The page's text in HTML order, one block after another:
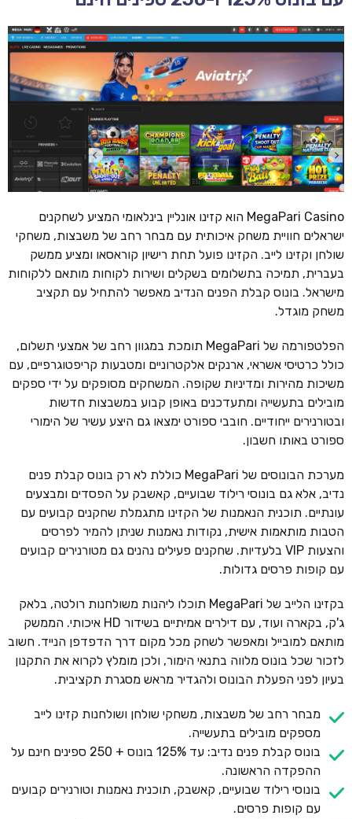
MegaPari Casino הוא קזינו אונליין בינלאומי המציע לשחקנים
ישראלים חוויית משחק איכותית עם מבחר רחב של משבצות, משחקי
שולחן וקזינו לייב. הקזינו פועל תחת רישיון קוראסאו ומציע ממשק
בעברית, תמיכה בתשלומים בשקלים ושירות לקוחות מותאם ללקוחות
מישראל. בונוס קבלת הפנים הנדיב מאפשר להתחיל עם תקציב
משחק מוגדל.
הפלטפורמה של MegaPari תומכת במגוון רחב של אמצעי תשלום,
כולל כרטיסי אשראי, ארנקים אלקטרוניים ומטבעות קריפטוגרפיים, עם
משיכות מהירות ומדיניות שקופה. המשחקים מסופקים על ידי ספקים
מובילים בתעשייה ומתעדכנים באופן קבוע במשבצות חדשות
ובטורנירים ייחודיים. חובבי ספורט ימצאו גם היצע עשיר של הימורי
ספורט באותו חשבון.
מערכת הבונוסים של MegaPari כוללת לא רק בונוס קבלת פנים
נדיב, אלא גם בונוסי רילוד שבועיים, קאשבק על הפסדים ומבצעים
עונתיים. תוכנית הנאמנות של הקזינו מתגמלת שחקנים קבועים עם
הטבות מותאמות אישית, נקודות נאמנות שניתן להמיר לפרסים
והצעות VIP בלעדיות. שחקנים פעילים נהנים גם מטורנירים קבועים
עם קופות פרסים גדולות.
בקזינו הלייב של MegaPari תוכלו ליהנות משולחנות רולטה, בלאק
ג'ק, בקארה ועוד, עם דילרים אמיתיים בשידור HD איכותי. הממשק
מותאם למובייל ומאפשר לשחק מכל מקום דרך הדפדפן הנייד. חשוב
לזכור שכל בונוס מלווה בתנאי הימור, ולכן מומלץ לקרוא את התקנון
בעיון לפני הפעלת הבונוס ולהגדיר מראש מסגרת תקציבית.
מבחר רחב של משבצות, משחקי שולחן ושולחנות קזינו לייב
מספקים מובילים בתעשייה.
בונוס קבלת פנים נדיב: עד 125% בונוס + 250 ספינים חינם על
ההפקדה הראשונה.
בונוסי רילוד שבועיים, קאשבק, תוכנית נאמנות וטורנירים קבועים
עם קופות פרסים.